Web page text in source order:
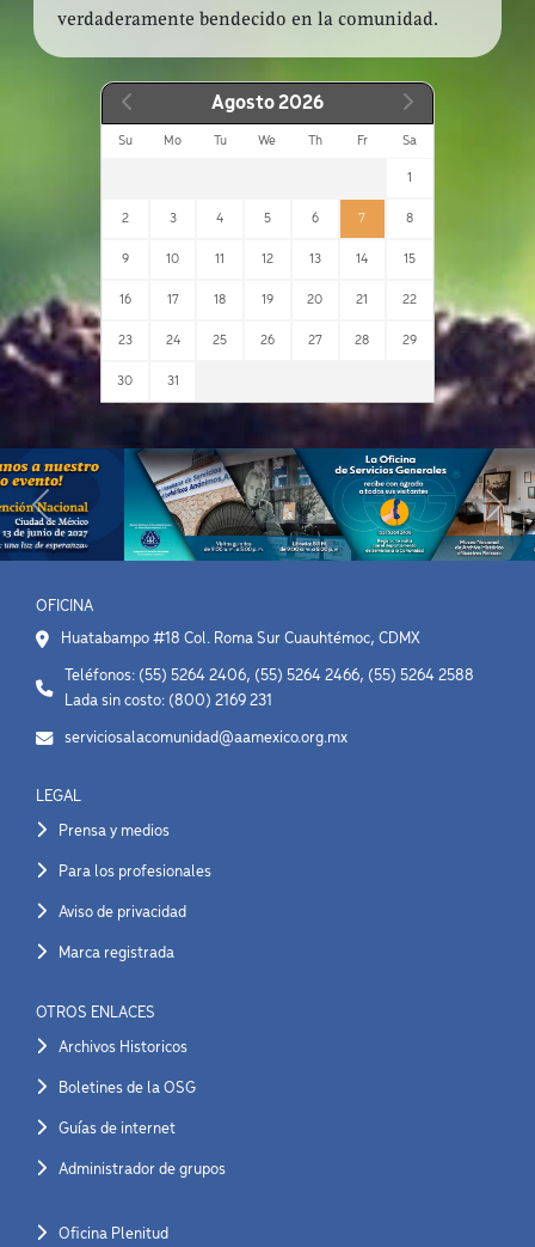
Agosto 2026
Su Mo Tu We Th Fr Sa
1
2 3 4 5 6 7 8
9 10 11 12 13 14 15
16 17 18 19 20 21 22
23 24 25 26 27 28 29
30 31
verdaderamente bendecido en la comunidad.
Previous Next
OFICINA
Huatabampo #18 Col. Roma Sur Cuauhtémoc, CDMX
Teléfonos: (55) 5264 2406, (55) 5264 2466, (55) 5264 2588
Lada sin costo: (800) 2169 231
serviciosalacomunidad@aamexico.org.mx
LEGAL
Prensa y medios
Para los profesionales
Aviso de privacidad
Marca registrada
OTROS ENLACES
Archivos Historicos
Boletines de la OSG
Guías de internet
Administrador de grupos
Oficina Plenitud